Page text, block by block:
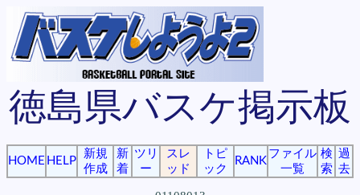
徳島県バスケ掲示板
HOME HELP
新規
作成
新
着
ツリ
ー
スレ
ッド
トピ
ック
RANK
ファイル
一覧
検
索
過
去